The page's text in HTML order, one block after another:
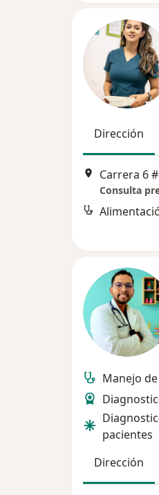
Dirección
Carrera 6
Consulta
Manejo
pacientes
Dirección